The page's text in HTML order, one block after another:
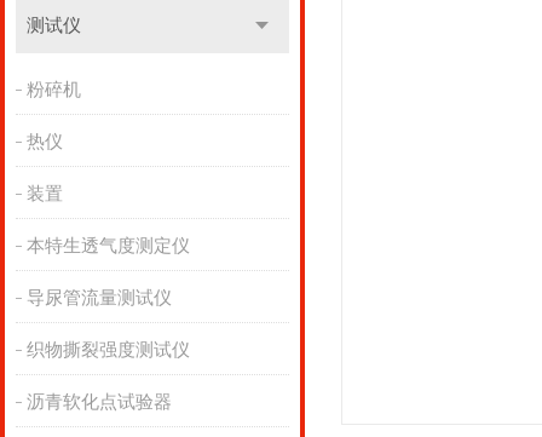
测试仪
粉碎机
热仪
装置
本特生透气度测定仪
导尿管流量测试仪
织物撕裂强度测试仪
沥青软化点试验器